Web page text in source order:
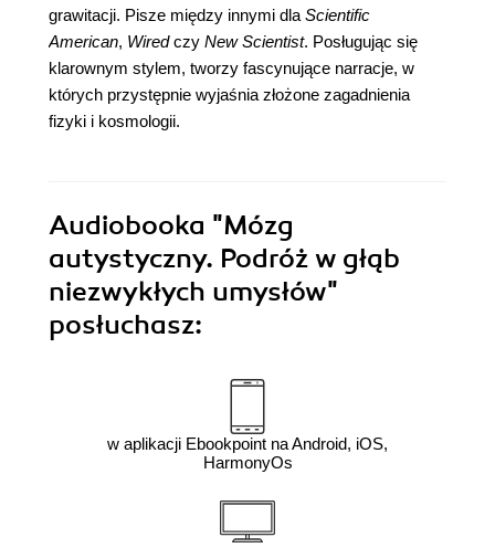
grawitacji. Pisze między innymi dla Scientific
American, Wiredczy New Scientist. Posługując się
klarownym stylem, tworzy fascynujące narracje, w
których przystępnie wyjaśnia złożone zagadnienia
fizyki i kosmologii.
Audiobooka "Mózg
autystyczny. Podróż w głąb
niezwykłych umysłów"
posłuchasz:
w aplikacji Ebookpoint na Android, iOS,
HarmonyOs